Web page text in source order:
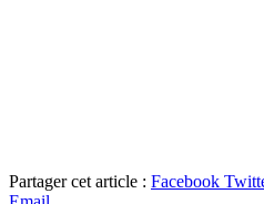
Partager cet article : Facebook